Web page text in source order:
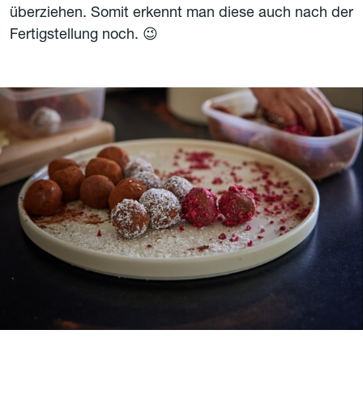
überziehen. Somit erkennt man diese auch nach der
Fertigstellung noch. 😉